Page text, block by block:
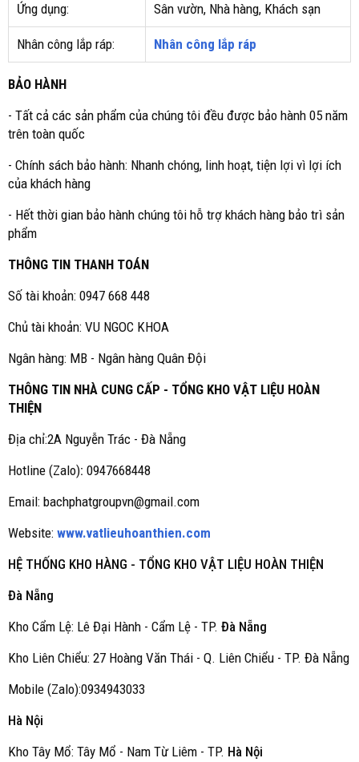
Ứng dụng: Sân vườn, Nhà hàng, Khách sạn
Nhân công lắp ráp: Nhân công lắp ráp
BẢO HÀNH
- Tất cả các sản phẩm của chúng tôi đều được bảo hành 05 năm
trên toàn quốc
- Chính sách bảo hành: Nhanh chóng, linh hoạt, tiện lợi vì lợi ích
của khách hàng
- Hết thời gian bảo hành chúng tôi hỗ trợ khách hàng bảo trì sản
phẩm
THÔNG TIN THANH TOÁN
Số tài khoản: 0947 668 448
Chủ tài khoản: VU NGOC KHOA
Ngân hàng: MB - Ngân hàng Quân Đội
THÔNG TIN NHÀ CUNG CẤP - TỔNG KHO VẬT LIỆU HOÀN
THIỆN
Địa chỉ:2A Nguyễn Trác - Đà Nẵng
Hotline (Zalo): 0947668448
Email: bachphatgroupvn@gmail.com
Website: www.vatlieuhoanthien.com
HỆ THỐNG KHO HÀNG - TỔNG KHO VẬT LIỆU HOÀN THIỆN
Đà Nẵng
Kho Cẩm Lệ: Lê Đại Hành - Cẩm Lệ - TP. Đà Nẵng
Kho Liên Chiểu: 27 Hoàng Văn Thái - Q. Liên Chiểu - TP. Đà Nẵng
Mobile (Zalo):0934943033
Hà Nội
Kho Tây Mổ: Tây Mổ - Nam Từ Liêm - TP. Hà Nội